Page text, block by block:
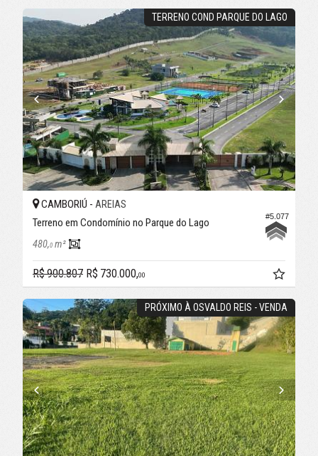
TERRENO COND PARQUE DO LAGO
#5.077
CAMBORIÚ - AREIAS
Terreno em Condomínio no Parque do Lago
480,0 m²
R$ 900.807 R$ 730.000,00
PRÓXIMO À OSVALDO REIS - VENDA